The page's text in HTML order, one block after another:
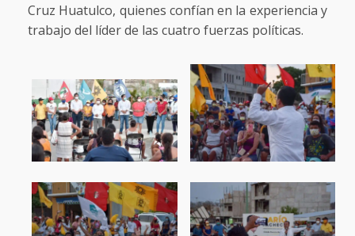
Cruz Huatulco, quienes confían en la experiencia y
trabajo del líder de las cuatro fuerzas políticas.